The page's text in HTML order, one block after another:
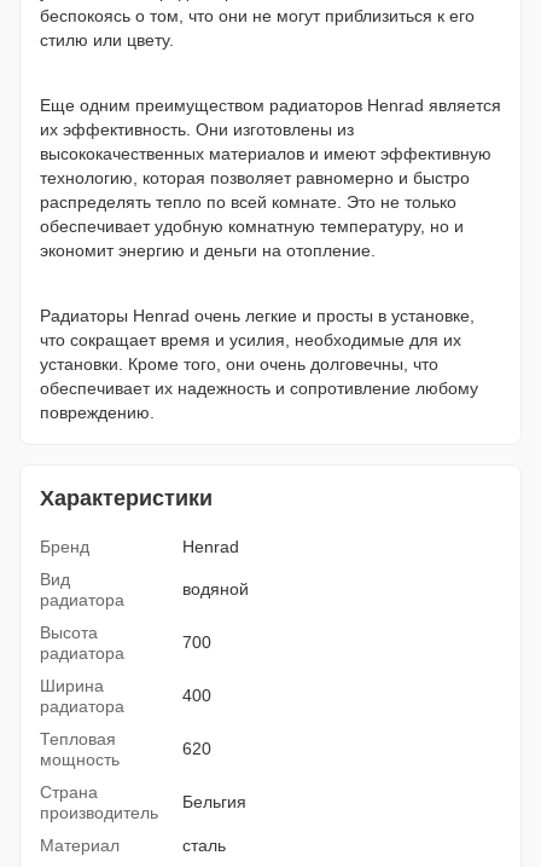
беспокоясь о том, что они не могут приблизиться к его
стилю или цвету.
Еще одним преимуществом радиаторов Henrad является
их эффективность. Они изготовлены из
высококачественных материалов и имеют эффективную
технологию, которая позволяет равномерно и быстро
распределять тепло по всей комнате. Это не только
обеспечивает удобную комнатную температуру, но и
экономит энергию и деньги на отопление.
Радиаторы Henrad очень легкие и просты в установке,
что сокращает время и усилия, необходимые для их
установки. Кроме того, они очень долговечны, что
обеспечивает их надежность и сопротивление любому
повреждению.
Характеристики
Бренд
Henrad
Вид
радиатора
водяной
Высота
радиатора
700
Ширина
радиатора
400
Тепловая
мощность
620
Страна
производитель
Бельгия
Материал
сталь